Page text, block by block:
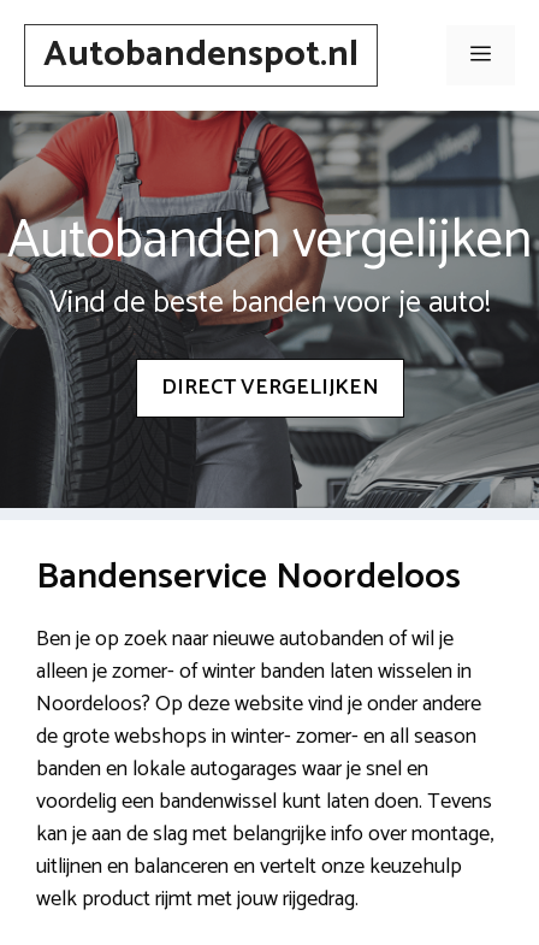
Spring
inhoudAutobandenspot.nl Menu
Autobanden vergelijken
Vind de beste banden voor je auto!
DIRECT VERGELIJKEN
Bandenservice Noordeloos
Ben je op zoek naar nieuwe autobanden of wil je
alleen je zomer- of winter banden laten wisselen in
Noordeloos? Op deze website vind je onder andere
de grote webshops in winter- zomer- en all season
banden en lokale autogarages waar je snel en
voordelig een bandenwissel kunt laten doen. Tevens
kan je aan de slag met belangrijke info over montage,
uitlijnen en balanceren en vertelt onze keuzehulp
welk product rijmt met jouw rijgedrag.